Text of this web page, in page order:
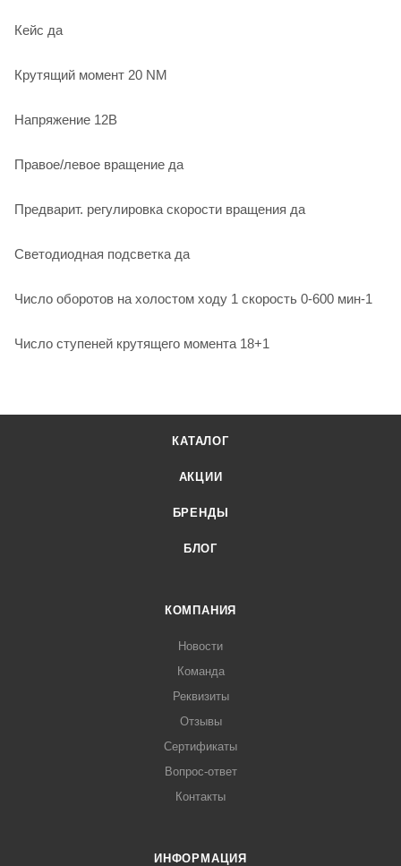
Кейс да
Крутящий момент 20 NM
Напряжение 12В
Правое/левое вращение да
Предварит. регулировка скорости вращения да
Светодиодная подсветка да
Число оборотов на холостом ходу 1 скорость 0-600 мин-1
Число ступеней крутящего момента 18+1
КАТАЛОГ
АКЦИИ
БРЕНДЫ
БЛОГ
КОМПАНИЯ
Новости
Команда
Реквизиты
Отзывы
Сертификаты
Вопрос-ответ
Контакты
ИНФОРМАЦИЯ